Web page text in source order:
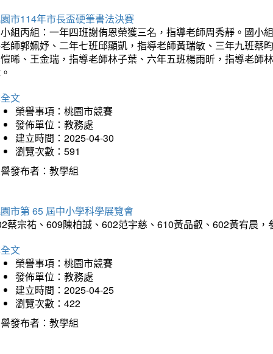
市114年市長盃硬筆書法決賽
組丙組：一年四班謝侑恩榮獲三名，指導老師周秀靜。國小
師郭姵妤、二年七班邱顯凱，指導老師黃瑞敏、三年九班蔡
晞、王金瑞，指導老師林子葉、六年五班楊雨昕，指導老師
文
榮譽事項：桃園市競賽
發佈單位：教務處
建立時間：2025-04-30
瀏覽次數：591
發布者：教學組
市第 65 屆中小學科學展覽會
蔡宗祐、609陳柏誠、602范宇慈、610黃品叡、602黃宥晨
文
榮譽事項：桃園市競賽
發佈單位：教務處
建立時間：2025-04-25
瀏覽次數：422
發布者：教學組